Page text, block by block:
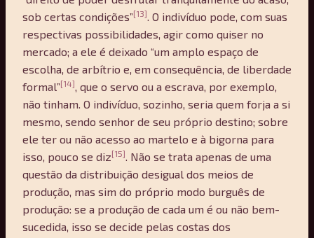
sob certas condições”[13] . O indivíduo pode, com suas
respectivas possibilidades, agir como quiser no
mercado; a ele é deixado “um amplo espaço de
escolha, de arbítrio e, em consequência, de liberdade
formal”[14] , que o servo ou a escrava, por exemplo,
não tinham. O indivíduo, sozinho, seria quem forja a si
mesmo, sendo senhor de seu próprio destino; sobre
ele ter ou não acesso ao martelo e à bigorna para
isso, pouco se diz[15]
. Não se trata apenas de uma
questão da distribuição desigual dos meios de
produção, mas sim do próprio modo burguês de
produção: se a produção de cada um é ou não bem-
sucedida, isso se decide pelas costas dos